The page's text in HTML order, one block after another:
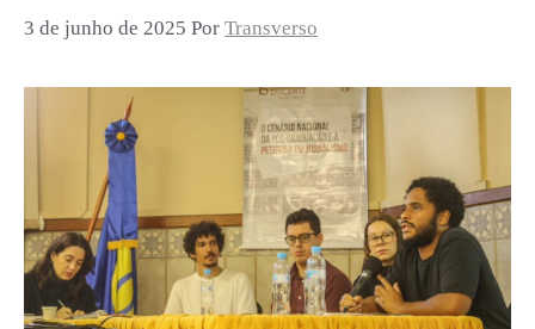
3 de junho de 2025 Por Transverso